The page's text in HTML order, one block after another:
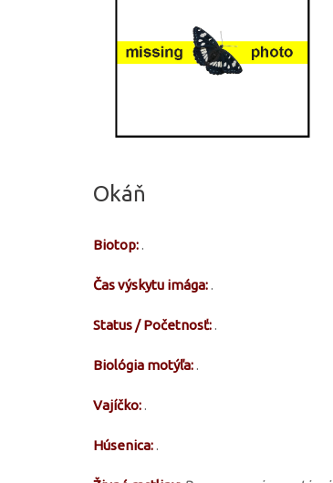
Okáň
Biotop:.
Čas výskytu imága:.
Status / Početnosť:.
Biológia motýľa:.
Vajíčko:.
Húsenica:.